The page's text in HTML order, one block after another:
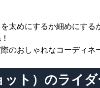
太めにするか細めにす
のおしゃれなコーディネ
ト）のライダ